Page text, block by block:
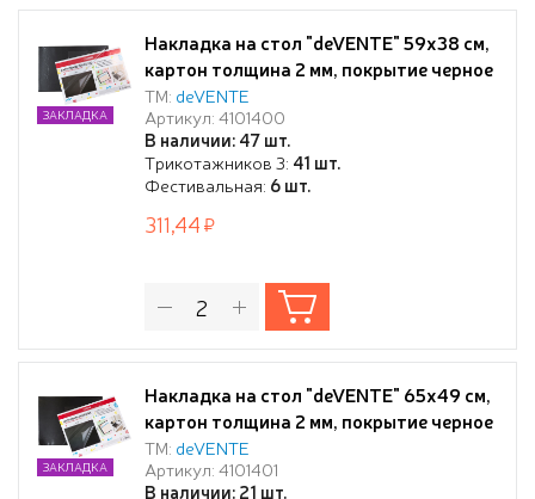
Накладка на стол "deVENTE" 59x38 см,
картон толщина 2 мм, покрытие черное
ПВХ 180 мкм, с откидным прозрачным
клапаном 200 мкм, индивидуальная
упаковка
ТМ: deVENTE
Артикул: 4101400
В наличии: 47 шт.
Трикотажников 3: 41 шт.
Фестивальная: 6 шт.
ЗАКЛАДКА
311,44
Накладка на стол "deVENTE" 65x49 см,
картон толщина 2 мм, покрытие черное
ПВХ 300 мкм, с откидным прозрачным
клапаном 200 мкм, индивидуальная
ТМ: deVENTE
Артикул: 4101401
В наличии: 21 шт.
ЗАКЛАДКА